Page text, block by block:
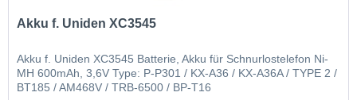
Akku f. Uniden XC3545
Akku f. Uniden XC3545 Batterie, Akku für Schnurlostelefon Ni-
MH 600mAh, 3,6V Type: P-P301 / KX-A36 / KX-A36A / TYPE 2 /
BT185 / AM468V / TRB-6500 / BP-T16